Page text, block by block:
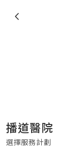
播道醫院
選擇服務計劃